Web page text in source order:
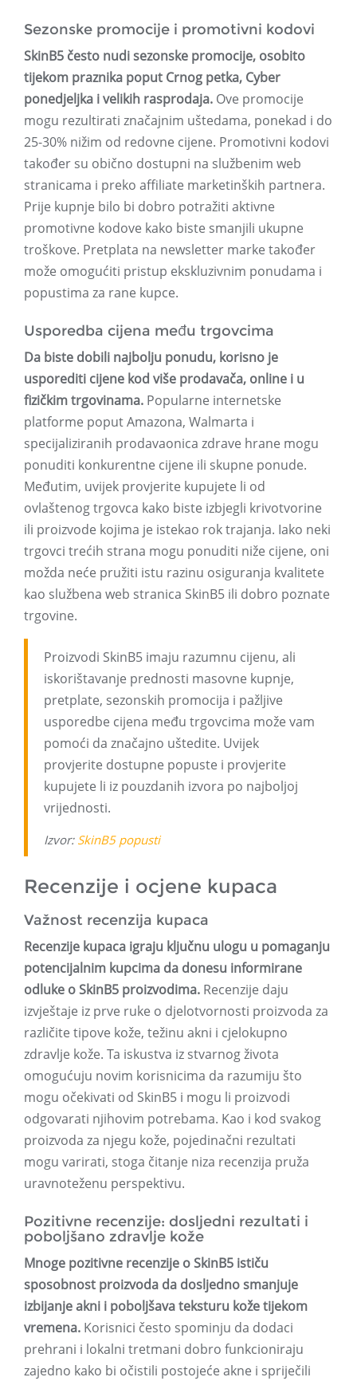
Sezonske promocije i promotivni kodovi
SkinB5 često nudi sezonske promocije, osobito
tijekom praznika poput Crnog petka, Cyber ​​
ponedjeljka i velikih rasprodaja. Ove promocije
mogu rezultirati značajnim uštedama, ponekad i do
25-30% nižim od redovne cijene. Promotivni kodovi
također su obično dostupni na službenim web
stranicama i preko affiliate marketinških partnera.
Prije kupnje bilo bi dobro potražiti aktivne
promotivne kodove kako biste smanjili ukupne
troškove. Pretplata na newsletter marke također
može omogućiti pristup ekskluzivnim ponudama i
popustima za rane kupce.
Usporedba cijena među trgovcima
Da biste dobili najbolju ponudu, korisno je
usporediti cijene kod više prodavača, online i u
fizičkim trgovinama. Popularne internetske
platforme poput Amazona, Walmarta i
specijaliziranih prodavaonica zdrave hrane mogu
ponuditi konkurentne cijene ili skupne ponude.
Međutim, uvijek provjerite kupujete li od
ovlaštenog trgovca kako biste izbjegli krivotvorine
ili proizvode kojima je istekao rok trajanja. Iako neki
trgovci trećih strana mogu ponuditi niže cijene, oni
možda neće pružiti istu razinu osiguranja kvalitete
kao službena web stranica SkinB5 ili dobro poznate
trgovine.
Proizvodi SkinB5 imaju razumnu cijenu, ali
iskorištavanje prednosti masovne kupnje,
pretplate, sezonskih promocija i pažljive
usporedbe cijena među trgovcima može vam
pomoći da značajno uštedite. Uvijek
provjerite dostupne popuste i provjerite
kupujete li iz pouzdanih izvora po najboljoj
vrijednosti.
Izvor: SkinB5 popusti
Recenzije i ocjene kupaca
Važnost recenzija kupaca
Recenzije kupaca igraju ključnu ulogu u pomaganju
potencijalnim kupcima da donesu informirane
odluke o SkinB5 proizvodima. Recenzije daju
izvještaje iz prve ruke o djelotvornosti proizvoda za
različite tipove kože, težinu akni i cjelokupno
zdravlje kože. Ta iskustva iz stvarnog života
omogućuju novim korisnicima da razumiju što
mogu očekivati ​​od SkinB5 i mogu li proizvodi
odgovarati njihovim potrebama. Kao i kod svakog
proizvoda za njegu kože, pojedinačni rezultati
mogu varirati, stoga čitanje niza recenzija pruža
uravnoteženu perspektivu.
Pozitivne recenzije: dosljedni rezultati i
poboljšano zdravlje kože
Mnoge pozitivne recenzije o SkinB5 ističu
sposobnost proizvoda da dosljedno smanjuje
izbijanje akni i poboljšava teksturu kože tijekom
vremena. Korisnici često spominju da dodaci
prehrani i lokalni tretmani dobro funkcioniraju
zajedno kako bi očistili postojeće akne i spriječili